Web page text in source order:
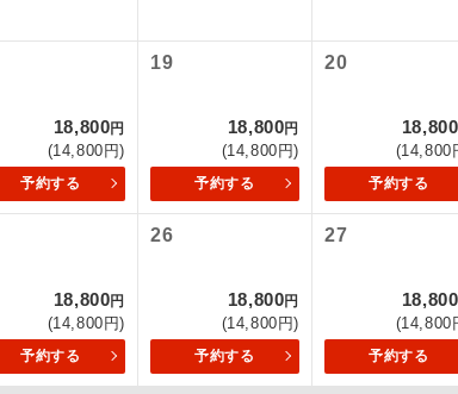
18,800円
(14,800円)
予約する
19
18,800円
(14,800円)
予約する
20
18,800
(14,800
予約する
18,800円
(14,800円)
予約する
26
18,800円
(14,800円)
予約する
27
18,800
(14,800
予約する
絶景スポットに立ち寄るコースです。
温泉地にも宿泊するコースです。
ご宿泊ホテルに大浴場が付いています。
全てのお食事が付いていますので、お食事